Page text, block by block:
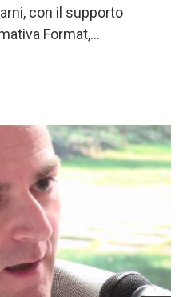
con il supporto
Format,
per i macellai del